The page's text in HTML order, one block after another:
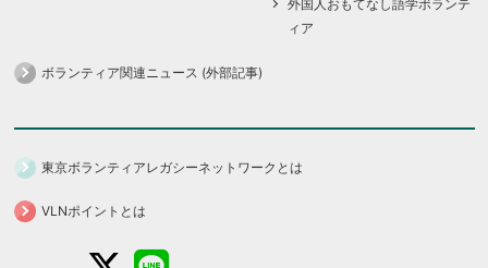
外国人おもてなし語学ボランテ
ィア
ボランティア関連ニュース (外部記事)
東京ボランティアレガシーネットワークとは
VLNポイントとは